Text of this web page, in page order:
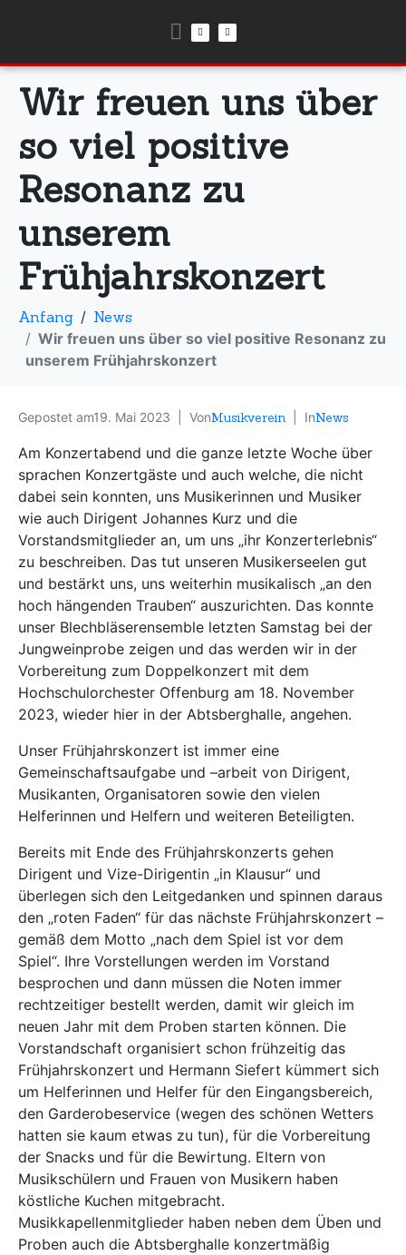
Wir freuen uns über
so viel positive
Resonanz zu
unserem
Frühjahrskonzert
Anfang
News
Wir freuen uns über so viel positive Resonanz zu
unserem Frühjahrskonzert
Gepostet am19. Mai 2023 VonMusikverein InNews
Am Konzertabend und die ganze letzte Woche über
sprachen Konzertgäste und auch welche, die nicht
dabei sein konnten, uns Musikerinnen und Musiker
wie auch Dirigent Johannes Kurz und die
Vorstandsmitglieder an, um uns „ihr Konzerterlebnis“
zu beschreiben. Das tut unseren Musikerseelen gut
und bestärkt uns, uns weiterhin musikalisch „an den
hoch hängenden Trauben“ auszurichten. Das konnte
unser Blechbläserensemble letzten Samstag bei der
Jungweinprobe zeigen und das werden wir in der
Vorbereitung zum Doppelkonzert mit dem
Hochschulorchester Offenburg am 18. November
2023, wieder hier in der Abtsberghalle, angehen.
Unser Frühjahrskonzert ist immer eine
Gemeinschaftsaufgabe und –arbeit von Dirigent,
Musikanten, Organisatoren sowie den vielen
Helferinnen und Helfern und weiteren Beteiligten.
Bereits mit Ende des Frühjahrskonzerts gehen
Dirigent und Vize-Dirigentin „in Klausur“ und
überlegen sich den Leitgedanken und spinnen daraus
den „roten Faden“ für das nächste Frühjahrskonzert –
gemäß dem Motto „nach dem Spiel ist vor dem
Spiel“. Ihre Vorstellungen werden im Vorstand
besprochen und dann müssen die Noten immer
rechtzeitiger bestellt werden, damit wir gleich im
neuen Jahr mit dem Proben starten können. Die
Vorstandschaft organisiert schon frühzeitig das
Frühjahrskonzert und Hermann Siefert kümmert sich
um Helferinnen und Helfer für den Eingangsbereich,
den Garderobeservice (wegen des schönen Wetters
hatten sie kaum etwas zu tun), für die Vorbereitung
der Snacks und für die Bewirtung. Eltern von
Musikschülern und Frauen von Musikern haben
köstliche Kuchen mitgebracht.
Musikkapellenmitglieder haben neben dem Üben und
Proben auch die Abtsberghalle konzertmäßig